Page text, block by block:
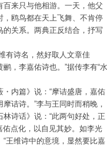
来只与他相游。一天，他父
，鸥鸟都在天上飞舞、不肯停
关系。两典正反结合，抒写
有诗名，然好取人文章佳
，李嘉佑诗也。”据传李有“水
内篇》说：“摩诘盛唐，嘉佑
诘诗。”李与王同时而稍晚，
诗话》说：“此两句好处，正
佑点化，以自见其妙。如李光
王维诗中的意境，显然要比嘉